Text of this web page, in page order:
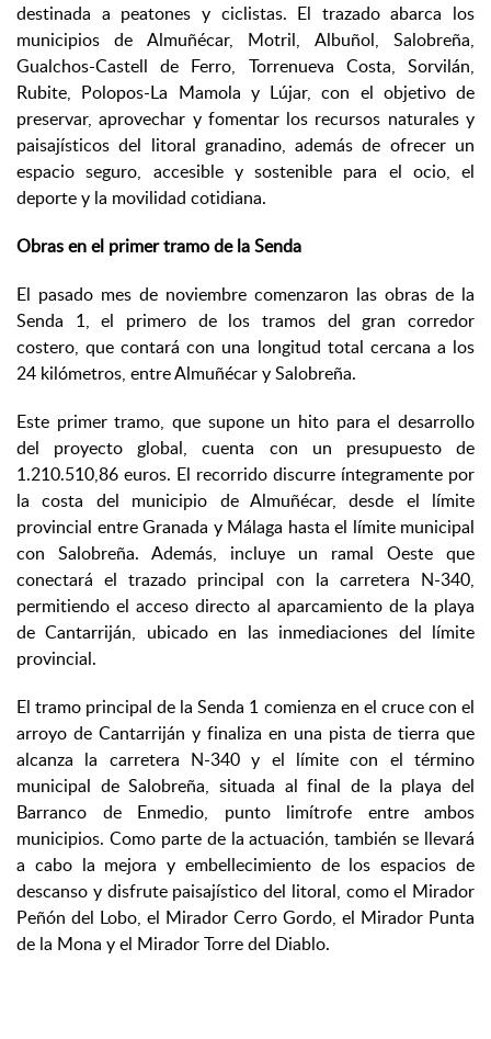
destinada a peatones y ciclistas. El trazado abarca los
municipios de Almuñécar, Motril, Albuñol, Salobreña,
Gualchos-Castell de Ferro, Torrenueva Costa, Sorvilán,
Rubite, Polopos-La Mamola y Lújar, con el objetivo de
preservar, aprovechar y fomentar los recursos naturales y
paisajísticos del litoral granadino, además de ofrecer un
espacio seguro, accesible y sostenible para el ocio, el
deporte y la movilidad cotidiana.
Obras en el primer tramo de la Senda
El pasado mes de noviembre comenzaron las obras de la
Senda 1, el primero de los tramos del gran corredor
costero, que contará con una longitud total cercana a los
24 kilómetros, entre Almuñécar y Salobreña.
Este primer tramo, que supone un hito para el desarrollo
del proyecto global, cuenta con un presupuesto de
1.210.510,86 euros. El recorrido discurre íntegramente por
la costa del municipio de Almuñécar, desde el límite
provincial entre Granada y Málaga hasta el límite municipal
con Salobreña. Además, incluye un ramal Oeste que
conectará el trazado principal con la carretera N-340,
permitiendo el acceso directo al aparcamiento de la playa
de Cantarriján, ubicado en las inmediaciones del límite
provincial.
El tramo principal de la Senda 1 comienza en el cruce con el
arroyo de Cantarriján y finaliza en una pista de tierra que
alcanza la carretera N-340 y el límite con el término
municipal de Salobreña, situada al final de la playa del
Barranco de Enmedio, punto limítrofe entre ambos
municipios. Como parte de la actuación, también se llevará
a cabo la mejora y embellecimiento de los espacios de
descanso y disfrute paisajístico del litoral, como el Mirador
Peñón del Lobo, el Mirador Cerro Gordo, el Mirador Punta
de la Mona y el Mirador Torre del Diablo.